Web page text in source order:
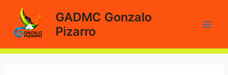
contenido
GADMC Gonzalo
Pizarro